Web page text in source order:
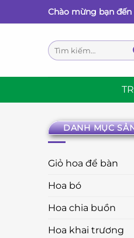
qua
Chào mừng bạn đến
Tìm
kiếm:
DANH MỤC
Giỏ hoa để bàn
Hoa bó
Hoa chia buồn
Hoa khai trương